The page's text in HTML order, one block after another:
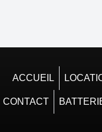
ACCUEIL
CONTACT